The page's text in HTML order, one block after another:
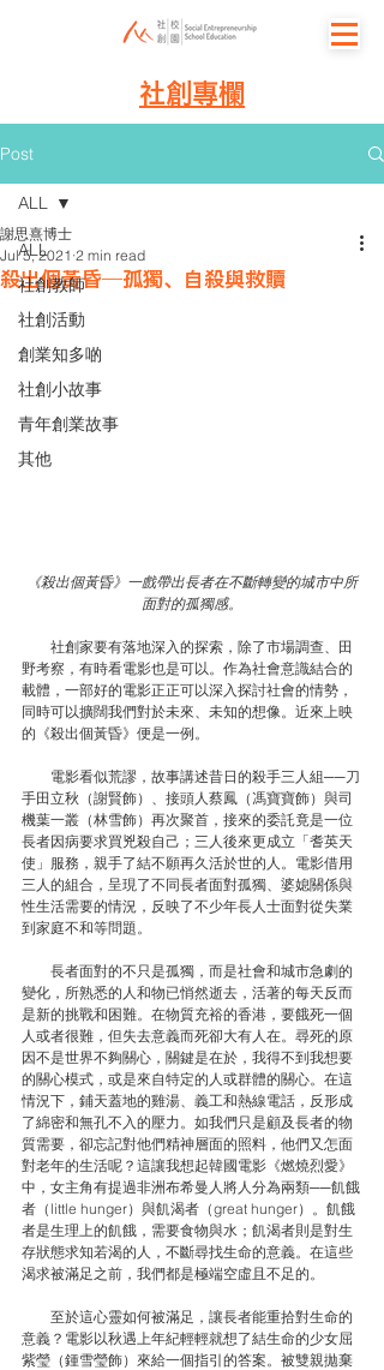
社創專欄
Post
ALL
社創教師
社創活動
創業知多啲
社創小故事
青年創業故事
其他
ALL
殺出個黃昏—孤獨、自殺與救贖
謝思熹博士
Jul 5, 2021 2 min read
《殺出個黃昏》一戲帶出長者在不斷轉變的城市中所
面對的孤獨感。
社創家要有落地深入的探索，除了市場調查、田
野考察，有時看電影也是可以。作為社會意識結合的
載體，一部好的電影正正可以深入探討社會的情勢，
同時可以擴闊我們對於未來、未知的想像。近來上映
的《殺出個黃昏》便是一例。
電影看似荒謬，故事講述昔日的殺手三人組──刀
手田立秋（謝賢飾）、接頭人蔡鳳（馮寶寶飾）與司
機葉一叢（林雪飾）再次聚首，接來的委託竟是一位
長者因病要求買兇殺自己；三人後來更成立「耆英天
使」服務，親手了結不願再久活於世的人。電影借用
三人的組合，呈現了不同長者面對孤獨、婆媳關係與
性生活需要的情況，反映了不少年長人士面對從失業
到家庭不和等問題。
長者面對的不只是孤獨，而是社會和城市急劇的
變化，所熟悉的人和物已悄然逝去，活著的每天反而
是新的挑戰和困難。在物質充裕的香港，要餓死一個
人或者很難，但失去意義而死卻大有人在。尋死的原
因不是世界不夠關心，關鍵是在於，我得不到我想要
的關心模式，或是來自特定的人或群體的關心。在這
情況下，鋪天蓋地的雞湯、義工和熱線電話，反形成
了綿密和無孔不入的壓力。如我們只是顧及長者的物
質需要，卻忘記對他們精神層面的照料，他們又怎面
對老年的生活呢？這讓我想起韓國電影《燃燒烈愛》
中，女主角有提過非洲布希曼人將人分為兩類──飢餓
者（little hunger）與飢渴者（great hunger）。飢餓
者是生理上的飢餓，需要食物與水；飢渴者則是對生
存狀態求知若渴的人，不斷尋找生命的意義。在這些
渴求被滿足之前，我們都是極端空虛且不足的。
至於這心靈如何被滿足，讓長者能重拾對生命的
意義？電影以秋遇上年紀輕輕就想了結生命的少女屈
紫瑩（鍾雪瑩飾）來給一個指引的答案。被雙親拋棄